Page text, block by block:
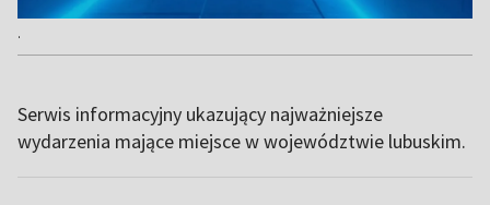
.
Serwis informacyjny ukazujący najważniejsze
wydarzenia mające miejsce w województwie lubuskim.